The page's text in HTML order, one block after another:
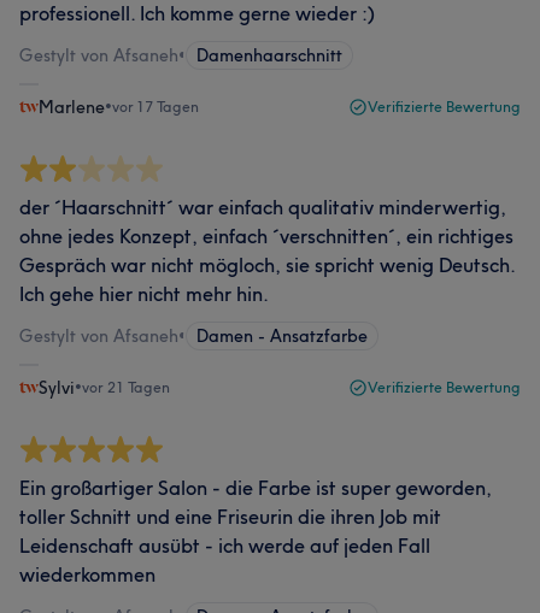
professionell. Ich komme gerne wieder :)
Gestylt von Afsaneh• Damenhaarschnitt
Marlene•vor 17 Tagen Verifizierte Bewertung
der ´Haarschnitt´ war einfach qualitativ minderwertig,
ohne jedes Konzept, einfach ´verschnitten´, ein richtiges
Gespräch war nicht mögloch, sie spricht wenig Deutsch.
Ich gehe hier nicht mehr hin.
Gestylt von Afsaneh• Damen - Ansatzfarbe
Sylvi•vor 21 Tagen Verifizierte Bewertung
Ein großartiger Salon - die Farbe ist super geworden,
toller Schnitt und eine Friseurin die ihren Job mit
Leidenschaft ausübt - ich werde auf jeden Fall
wiederkommen